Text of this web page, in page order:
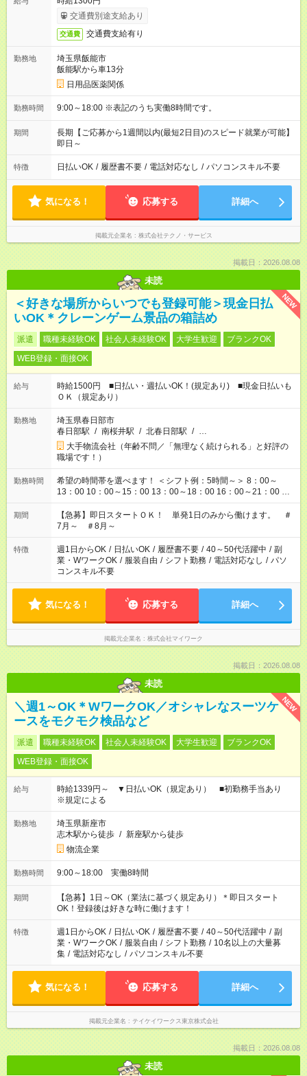
交通費別途支給あり
交通費 交通費支給有り
勤務地
埼玉県飯能市
飯能駅から車13分
日用品医薬関係
勤務時間 9:00～18:00 ※表記のうち実働8時間です。
期間
長期【ご応募から1週間以内(最短2日目)のスピード就業が可能】
即日～
特徴 日払いOK / 履歴書不要 / 電話対応なし / パソコンスキル不要
気になる！ 応募する 詳細へ
掲載元企業名 株式会社テクノ・サービス
掲載日：2026.08.08
未読
NEW
＜好きな場所からいつでも登録可能＞現金日払
いOK＊クレーンゲーム景品の箱詰め
派遣 職種未経験OK 社会人未経験OK 大学生歓迎
ブランクOK
WEB登録・面接OK
給与
時給1500円 ■日払い・週払いOK！(規定あり) ■現金日払いも
ＯＫ（規定あり）
勤務地
埼玉県春日部市
春日部駅 / 南桜井駅 / 北春日部駅 / …
大手物流会社（年齢不問／「無理なく続けられる」と好評の
職場です！）
勤務時間
希望の時間帯を選べます！ ＜シフト例：5時間～＞ 8：00～
13：00 10：00～15：00 13：00～18：00 16：00～21：00 ＜
シフト例：8時間～＞ ・10：00～19：00 ・13：00～22：00 ・
22：00～翌6：00 など！是非ご希望をお聞かせください！
期間
【急募】即日スタートＯＫ！ 単発1日のみから働けます。 ＃
7月～ ＃8月～
特徴 週1日からOK / 日払いOK / 履歴書不要 / 40～50代活躍中 / 副
業・WワークOK / 服装自由 / シフト勤務 / 電話対応なし / パソ
コンスキル不要
気になる！ 応募する 詳細へ
掲載元企業名 株式会社マイワーク
掲載日：2026.08.08
未読
NEW
＼週1～OK＊WワークOK／オシャレなスーツケ
ースをモクモク検品など
派遣 職種未経験OK 社会人未経験OK 大学生歓迎
ブランクOK
WEB登録・面接OK
給与
時給1339円～ ▼日払いOK（規定あり） ■初勤務手当あり
※規定による
勤務地
埼玉県新座市
志木駅から徒歩 / 新座駅から徒歩
物流企業
勤務時間 9:00～18:00 実働8時間
期間
【急募】1日～OK（業法に基づく規定あり）＊即日スタート
OK！登録後は好きな時に働けます！
特徴 週1日からOK / 日払いOK / 履歴書不要 / 40～50代活躍中 / 副
業・WワークOK / 服装自由 / シフト勤務 / 10名以上の大量募
集 / 電話対応なし / パソコンスキル不要
気になる！ 応募する 詳細へ
掲載元企業名 テイケイワークス東京株式会社
掲載日：2026.08.08
未読